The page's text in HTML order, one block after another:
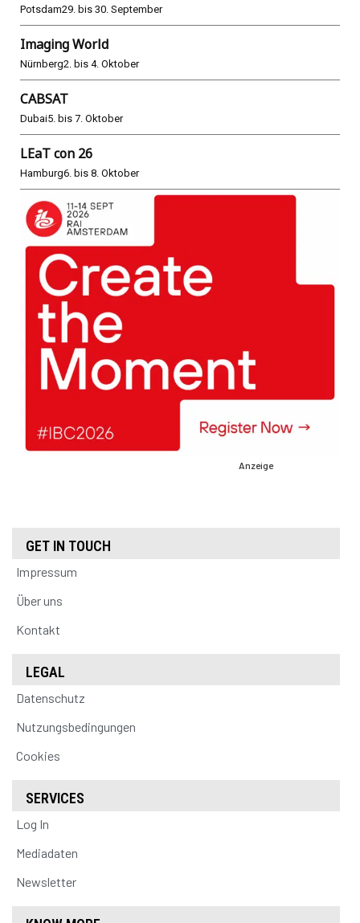
Potsdam29. bis 30. September
Imaging World
Nürnberg2. bis 4. Oktober
CABSAT
Dubai5. bis 7. Oktober
LEaT con 26
Hamburg6. bis 8. Oktober
Anzeige
GET IN TOUCH
Impressum
Über uns
Kontakt
LEGAL
Datenschutz
Nutzungsbedingungen
Cookies
SERVICES
Log In
Mediadaten
Newsletter